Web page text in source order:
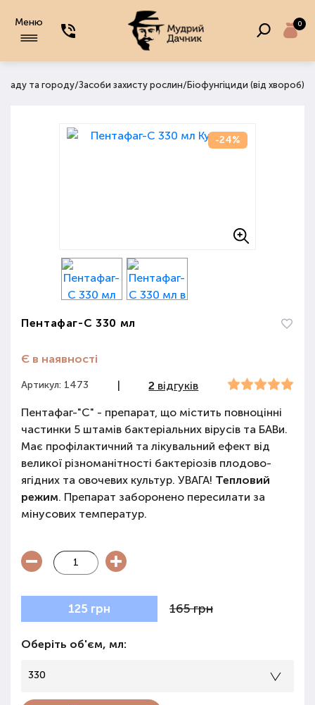
Меню 0
саду та городу/Засоби захисту рослин/ Біофунгіциди (від хвороб)
-24%
Пентафаг-С 330 мл
Є в наявності
Артикул: 1473 2 відгуків
Пентафаг-"С" - препарат, що містить повноцінні
частинки 5 штамів бактеріальних вірусів та БАВи.
Має профілактичний та лікувальний ефект від
великої різноманітності бактеріозів плодово-
ягідних та овочевих культур. УВАГА! Тепловий
режим. Препарат заборонено пересилати за
мінусових температур.
125 грн 165 грн
Оберіть об'єм, мл:
330